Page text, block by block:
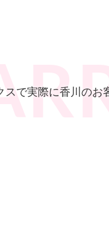
で実際に香川の